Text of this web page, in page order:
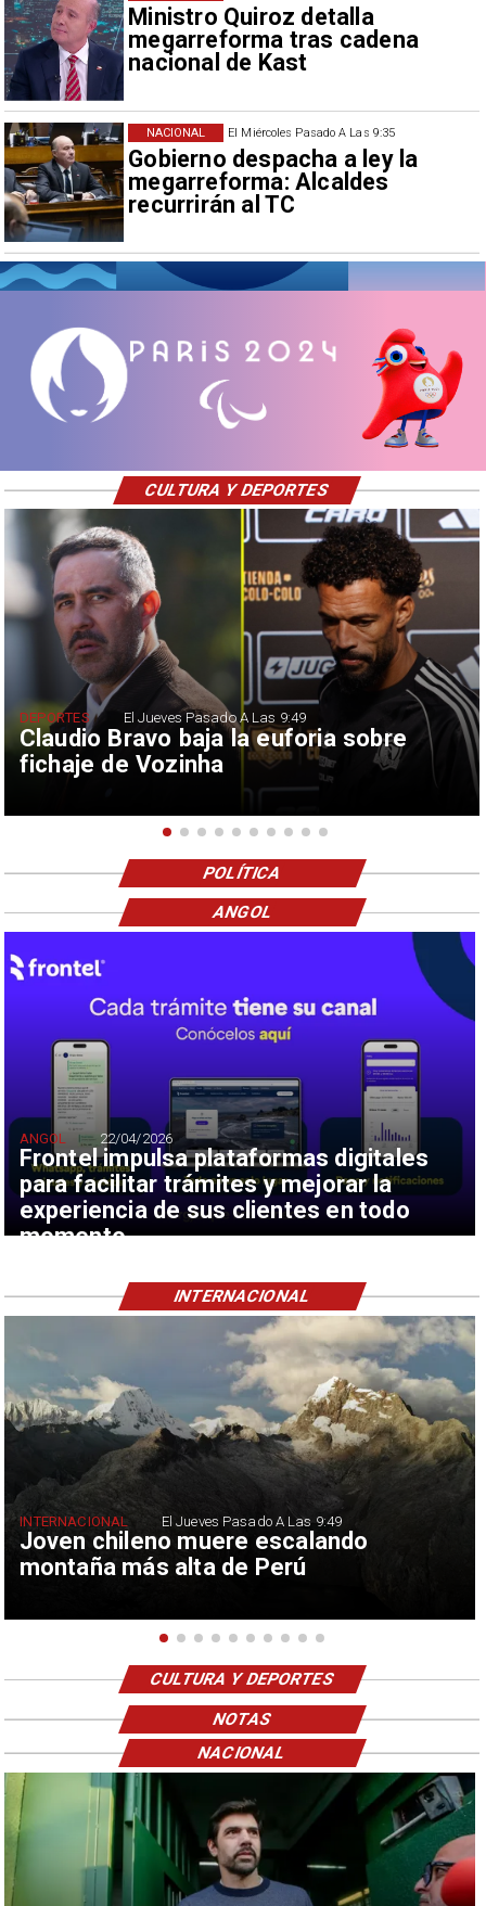
Ministro Quiroz detalla
megarreforma tras cadena
nacional de Kast
El Miércoles Pasado A Las 9:35
Gobierno despacha a ley la
megarreforma: Alcaldes
recurrirán al TC
NACIONAL
Claudio Bravo baja la euforia sobre
fichaje de Vozinha
DEPORTES El Jueves Pasado A Las 9:49
CULTURA Y DEPORTES
POLÍTICA
Frontel impulsa plataformas digitales
para facilitar trámites y mejorar la
experiencia de sus clientes en todo
momento
ANGOL 22/04/2026
ANGOL
Joven chileno muere escalando
montaña más alta de Perú
INTERNACIONAL El Jueves Pasado A Las 9:49
INTERNACIONAL
CULTURA Y DEPORTES
NOTAS
NACIONAL